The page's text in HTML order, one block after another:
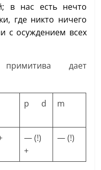
в нас есть нечто
где никто ничего
с осуждением всех
дает
p d m
— (!)
+
— (!)